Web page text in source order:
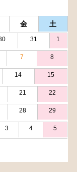
金 土
31 1
7 8
14 15
21 22
28 29
3 4 5